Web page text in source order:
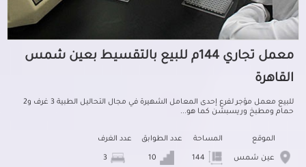
معمل تجاري 144م للبيع بالتقسيط بعين شمس
القاهرة
للبيع معمل مؤجر لفرع إحدى المعامل الشهيرة في مجال التحاليل الطبية 3 غرف و2
حمام ومطبخ وريسبشن كما هو...
الموقع
عين شمس
المساحة عدد الطوابق عدد الغرف